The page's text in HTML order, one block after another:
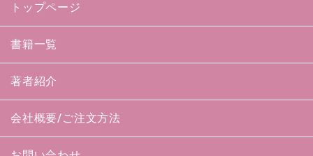
トップページ
書籍一覧
著者紹介
会社概要/ご注文方法